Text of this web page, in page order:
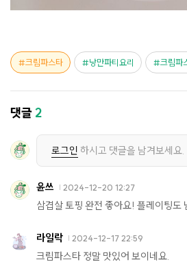
크림파스타 낭만파티요리 크림파
댓글2
로그인 하시고 댓글을 남겨보세요.
윤쓰 2024-12-20 12:27
삼겹살 토핑 완전 좋아요! 플레이팅도
라일락 2024-12-17 22:59
크림파스타 정말 맛있어 보이네요.